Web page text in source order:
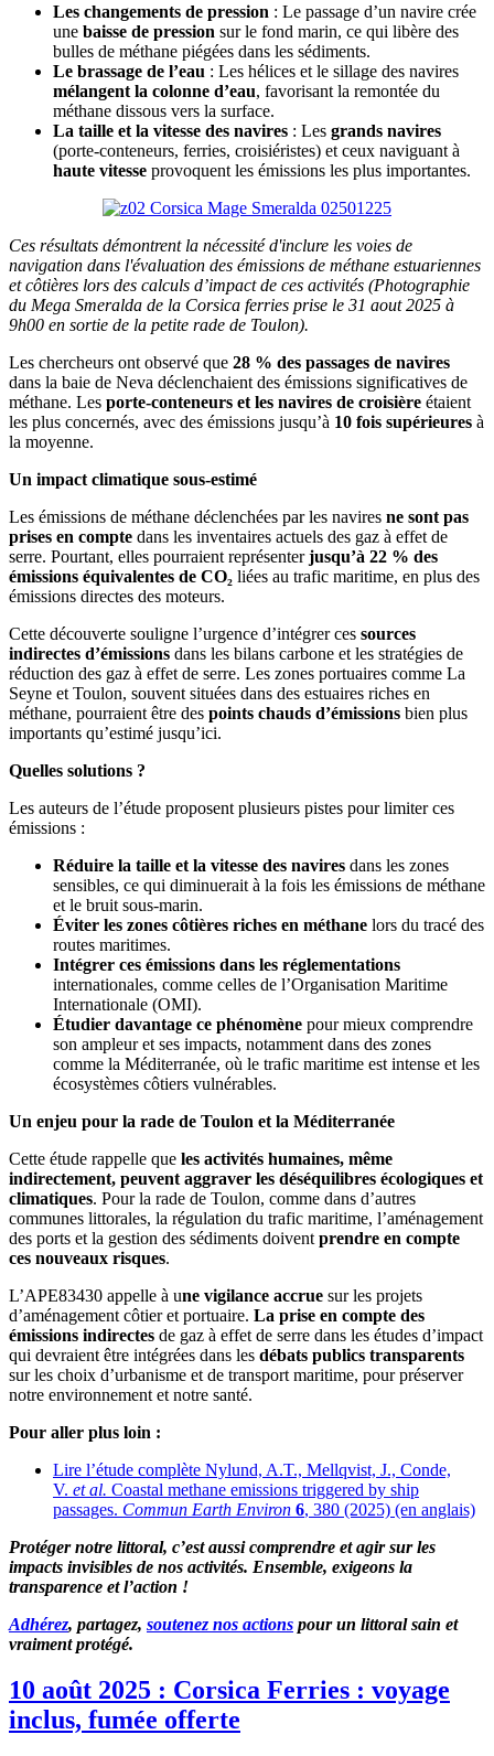
Les changements de pression : Le passage d’un navire crée
une baisse de pression sur le fond marin, ce qui libère des
bulles de méthane piégées dans les sédiments.
Le brassage de l’eau : Les hélices et le sillage des navires
mélangent la colonne d’eau, favorisant la remontée du
méthane dissous vers la surface.
La taille et la vitesse des navires : Les grands navires
(porte-conteneurs, ferries, croisiéristes) et ceux naviguant à
haute vitesse provoquent les émissions les plus importantes.
Ces résultats démontrent la nécessité d'inclure les voies de
navigation dans l'évaluation des émissions de méthane estuariennes
et côtières lors des calculs d’impact de ces activités (Photographie
du Mega Smeralda de la Corsica ferries prise le 31 aout 2025 à
9h00 en sortie de la petite rade de Toulon).
Les chercheurs ont observé que 28 % des passages de navires
dans la baie de Neva déclenchaient des émissions significatives de
méthane. Les porte-conteneurs et les navires de croisière étaient
les plus concernés, avec des émissions jusqu’à 10 fois supérieures à
la moyenne.
Un impact climatique sous-estimé
Les émissions de méthane déclenchées par les navires ne sont pas
prises en compte dans les inventaires actuels des gaz à effet de
serre. Pourtant, elles pourraient représenterjusqu’à 22 % des
émissions équivalentes de CO₂ liées au trafic maritime, en plus des
émissions directes des moteurs.
Cette découverte souligne l’urgence d’intégrer ces sources
indirectes d’émissions dans les bilans carbone et les stratégies de
réduction des gaz à effet de serre. Les zones portuaires comme La
Seyne et Toulon, souvent situées dans des estuaires riches en
méthane, pourraient être des points chauds d’émissions bien plus
importants qu’estimé jusqu’ici.
Quelles solutions ?
Les auteurs de l’étude proposent plusieurs pistes pour limiter ces
émissions :
Réduire la taille et la vitesse des navires dans les zones
sensibles, ce qui diminuerait à la fois les émissions de méthane
et le bruit sous-marin.
Éviter les zones côtières riches en méthane lors du tracé des
routes maritimes.
Intégrer ces émissions dans les réglementations
internationales, comme celles de l’Organisation Maritime
Internationale (OMI).
Étudier davantage ce phénomène pour mieux comprendre
son ampleur et ses impacts, notamment dans des zones
comme la Méditerranée, où le trafic maritime est intense et les
écosystèmes côtiers vulnérables.
Un enjeu pour la rade de Toulon et la Méditerranée
Cette étude rappelle que les activités humaines, même
indirectement, peuvent aggraver les déséquilibres écologiques et
climatiques. Pour la rade de Toulon, comme dans d’autres
communes littorales, la régulation du trafic maritime, l’aménagement
des ports et la gestion des sédiments doivent prendre en compte
ces nouveaux risques.
L’APE83430 appelle à une vigilance accrue sur les projets
d’aménagement côtier et portuaire. La prise en compte des
émissions indirectes de gaz à effet de serre dans les études d’impact
qui devraient être intégrées dans les débats publics transparents
sur les choix d’urbanisme et de transport maritime, pour préserver
notre environnement et notre santé.
Pour aller plus loin :
Lire l’étude complète Nylund, A.T., Mellqvist, J., Conde,
V. et al. Coastal methane emissions triggered by ship
passages. Commun Earth Environ 6, 380 (2025) (en anglais)
Protéger notre littoral, c’est aussi comprendre et agir sur les
impacts invisibles de nos activités. Ensemble, exigeons la
transparence et l’action !
Adhérez, partagez, soutenez nos actions pour un littoral sain et
vraiment protégé.
10 août 2025 : Corsica Ferries : voyage
inclus, fumée offerte